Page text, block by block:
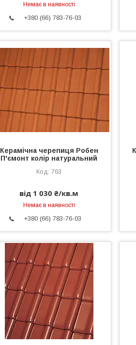
Немає в наявності
+380 (66) 783-76-03
Керамічна черепиця Робен
П'ємонт колір натуральний
763
від 1 030 ₴/кв.м
Немає в наявності
+380 (66) 783-76-03